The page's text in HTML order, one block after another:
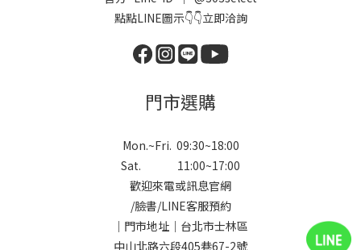
點點LINE圖示👇👇立即洽詢
門市選購
Mon.~Fri. 09:30~18:00
Sat. 11:00~17:00
歡迎來電或訊息官網
/臉書/LINE客服預約
｜門市地址｜台北市士林區
中山北路六段405巷67-2號